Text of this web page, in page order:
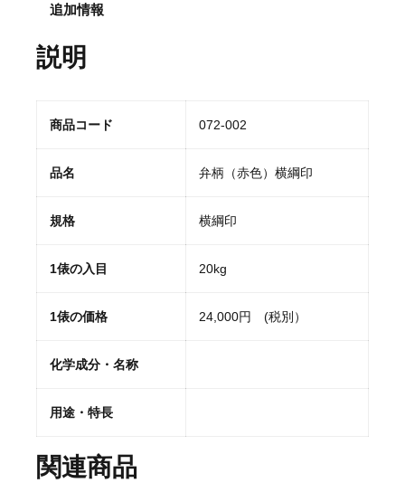
追加情報
説明
商品コード 072-002
品名 弁柄（赤色）横綱印
規格 横綱印
1俵の入目 20kg
1俵の価格 24,000円 (税別）
化学成分・名称
用途・特長
関連商品